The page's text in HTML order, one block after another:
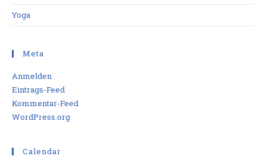
Yoga
Meta
Anmelden
Eintrags-Feed
Kommentar-Feed
WordPress.org
Calendar